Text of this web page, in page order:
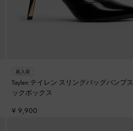
再入荷
Taylen テイレン スリングバッグパンプス
ックボックス
¥ 9,900